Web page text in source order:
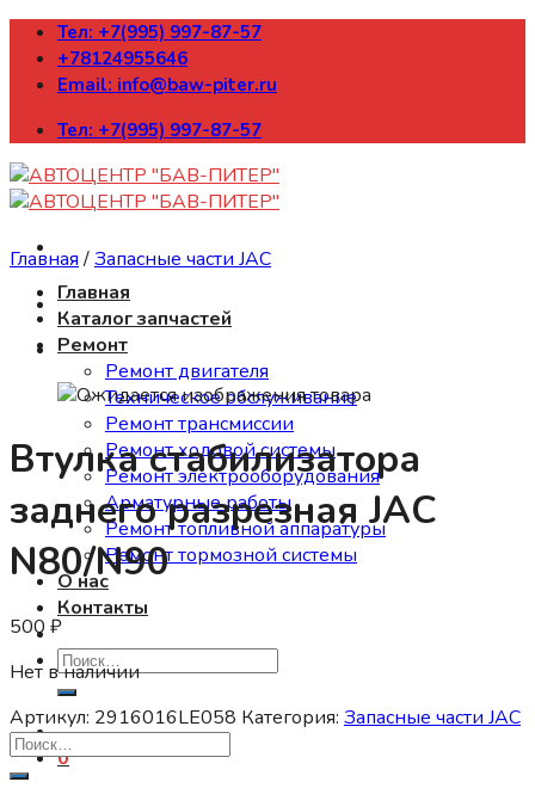
Skip
content
Тел: +7(995) 997-87-57
+78124955646
Email: info@baw-piter.ru
Тел: +7(995) 997-87-57
Главная
Каталог запчастей
Ремонт
Ремонт двигателя
Техническое обслуживание
Ремонт трансмиссии
Ремонт ходовой системы
Ремонт электрооборудования
Арматурные работы
Ремонт топливной аппаратуры
Ремонт тормозной системы
О нас
Контакты
Искать:
0
Главная /Запасные части JAC
Втулка стабилизатора
заднего разрезная JAC
N80/N90
500 ₽
Нет в наличии
Артикул: 2916016LE058 Категория: Запасные части JAC